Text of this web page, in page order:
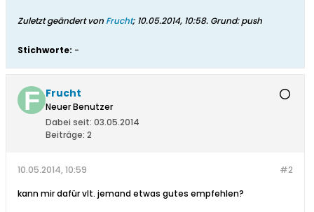
Zuletzt geändert von Frucht; 10.05.2014, 10:58. Grund:push
Stichworte: -
Frucht
Neuer Benutzer
Dabei seit: 03.05.2014
Beiträge: 2
#2
10.05.2014, 10:59
kann mir dafür vlt. jemand etwas gutes empfehlen?